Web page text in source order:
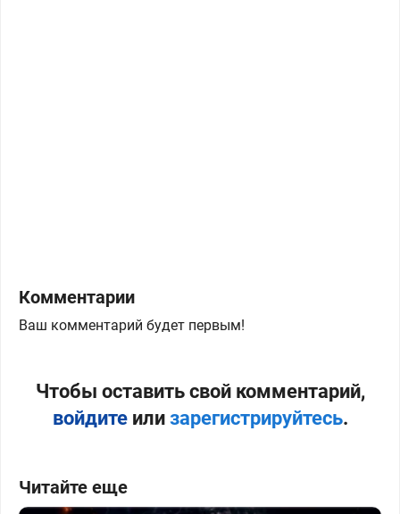
Комментарии
Ваш комментарий будет первым!
Чтобы оставить свой комментарий,
войдитеили зарегистрируйтесь.
Читайте еще